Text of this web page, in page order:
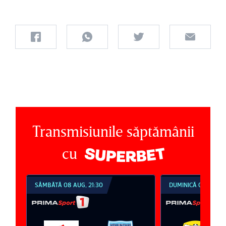
Transmisiunile săptămânii
cu
SÂMBĂTĂ 08 AUG, 21:30 DUMINICĂ 09 AUG,